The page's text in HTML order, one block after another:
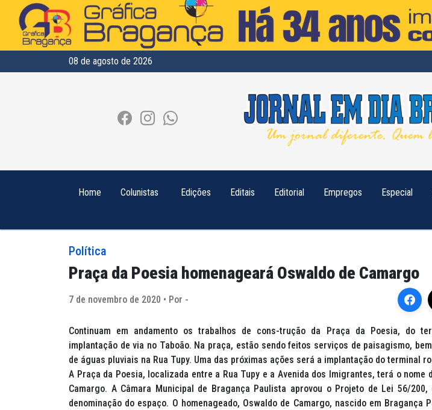
08 de agosto de 2026
Home Colunistas Edições Editais Editorial Empregos Especial
Política
Praça da Poesia homenageará Oswaldo de Camargo
7 de novembro de 2020 • Por -
Continuam em andamento os trabalhos de cons-trução da Praça da Poesia, do
implantação de via no Taboão. Na praça, estão sendo feitos serviços de paisagismo,
de águas pluviais na Rua Tupy. Uma das próximas ações será a implantação do terminal
A Praça da Poesia, localizada entre a Rua Tupy e a Avenida dos Imigrantes, terá o nome
Camargo. A Câmara Municipal de Bragança Paulista aprovou o Projeto de Lei 56/
denominação do espaço. O homenageado, Oswaldo de Camargo, nascido em Bragança